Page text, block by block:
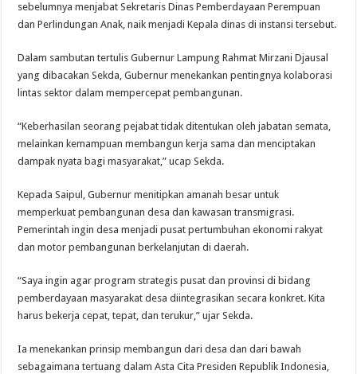
sebelumnya menjabat Sekretaris Dinas Pemberdayaan Perempuan
dan Perlindungan Anak, naik menjadi Kepala dinas di instansi tersebut.
Dalam sambutan tertulis Gubernur Lampung Rahmat Mirzani Djausal
yang dibacakan Sekda, Gubernur menekankan pentingnya kolaborasi
lintas sektor dalam mempercepat pembangunan.
“Keberhasilan seorang pejabat tidak ditentukan oleh jabatan semata,
melainkan kemampuan membangun kerja sama dan menciptakan
dampak nyata bagi masyarakat,” ucap Sekda.
Kepada Saipul, Gubernur menitipkan amanah besar untuk
memperkuat pembangunan desa dan kawasan transmigrasi.
Pemerintah ingin desa menjadi pusat pertumbuhan ekonomi rakyat
dan motor pembangunan berkelanjutan di daerah.
“Saya ingin agar program strategis pusat dan provinsi di bidang
pemberdayaan masyarakat desa diintegrasikan secara konkret. Kita
harus bekerja cepat, tepat, dan terukur,” ujar Sekda.
Ia menekankan prinsip membangun dari desa dan dari bawah
sebagaimana tertuang dalam Asta Cita Presiden Republik Indonesia,